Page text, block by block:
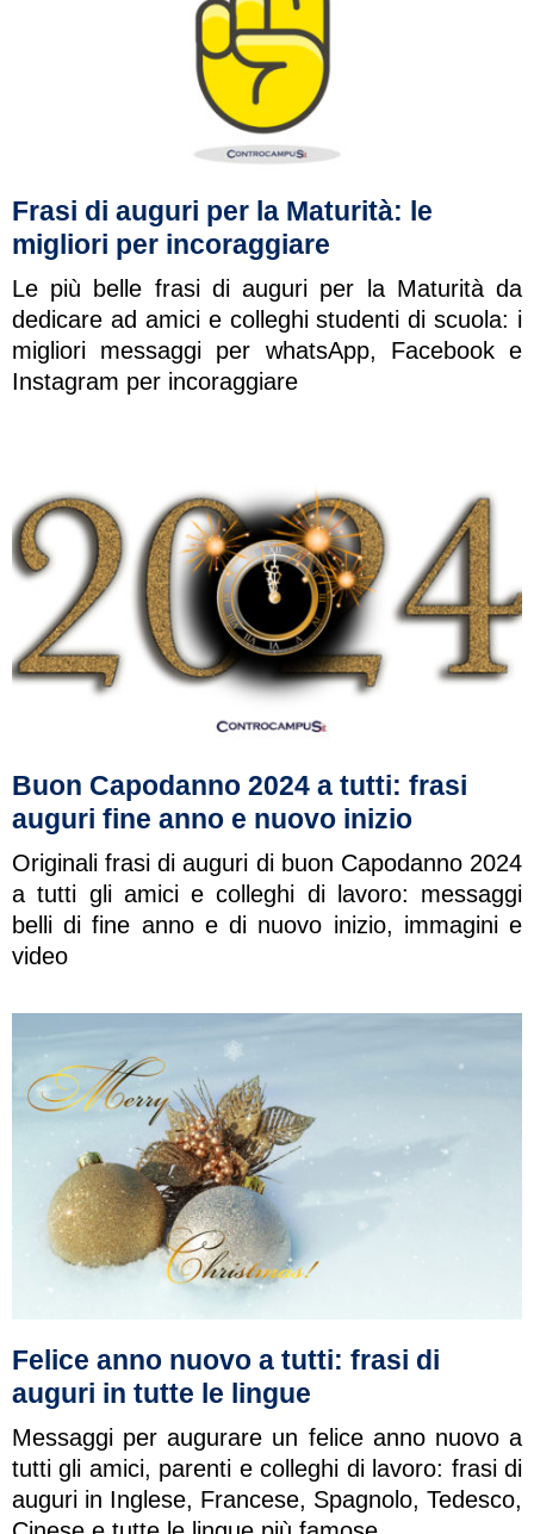
Frasi di auguri per la Maturità: le
migliori per incoraggiare
Le più belle frasi di auguri per la Maturità da
dedicare ad amici e colleghi studenti di scuola: i
migliori messaggi per whatsApp, Facebook e
Instagram per incoraggiare
Buon Capodanno 2024 a tutti: frasi
auguri fine anno e nuovo inizio
Originali frasi di auguri di buon Capodanno 2024
a tutti gli amici e colleghi di lavoro: messaggi
belli di fine anno e di nuovo inizio, immagini e
video
Felice anno nuovo a tutti: frasi di
auguri in tutte le lingue
Messaggi per augurare un felice anno nuovo a
tutti gli amici, parenti e colleghi di lavoro: frasi di
auguri in Inglese, Francese, Spagnolo, Tedesco,